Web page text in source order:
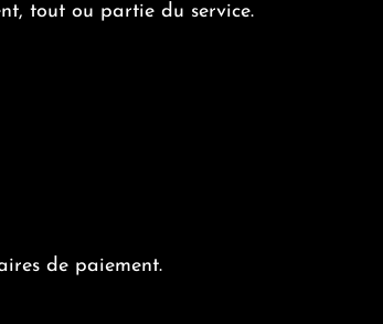
tout ou partie du service.
de paiement.